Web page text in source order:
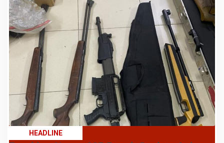
HEADLINE